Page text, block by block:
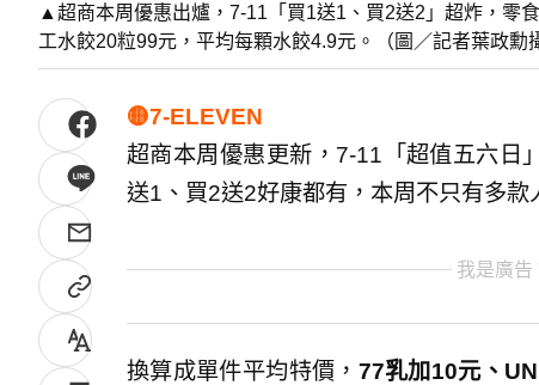
▲超商本周優惠出爐，7-11「買1送1、買2送2」超炸，零
工水餃20粒99元，平均每顆水餃4.9元。（圖／記者葉政勳
🟡7-ELEVEN
超商本周優惠更新，7-11「超值五六日
送1、買2送2好康都有，本周不只有多款
我是廣告
換算成單件平均特價， 77乳加10元、